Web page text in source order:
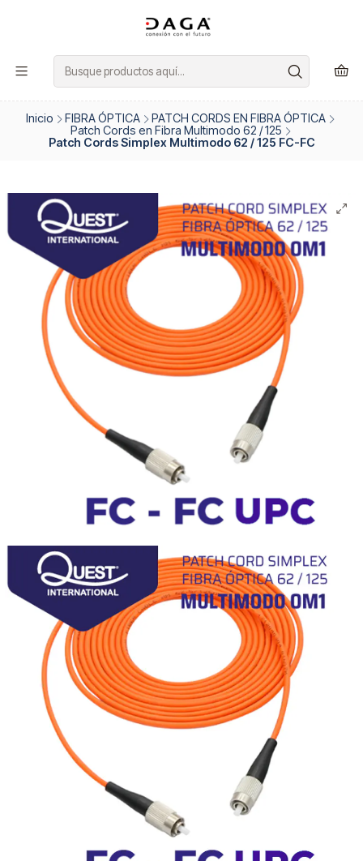
Inicio FIBRA ÓPTICA
PATCH CORDS EN FIBRA ÓPTICA
Patch Cords en Fibra Multimodo 62 / 125
Patch Cords Simplex Multimodo 62 / 125 FC-FC